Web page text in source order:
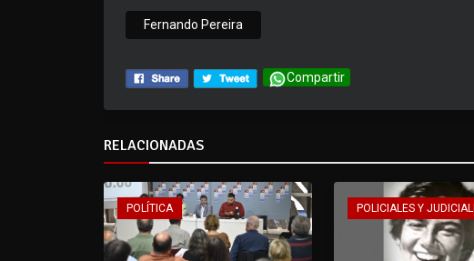
Fernando Pereira
Compartir
RELACIONADAS
POLÍTICA POLICIALES Y